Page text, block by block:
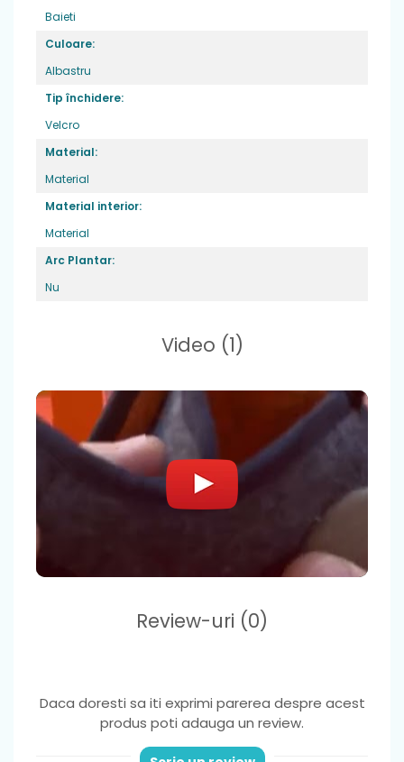
picior normal sau lat
Varf: din cauciuc, ce ofera protectie
degetelor
Sistem de inchidere
o fixare optima si incaltare usoara
Brant
Baieti
Culoare:
Albastru
Tip închidere:
Velcro
Material:
Material
Material interior:
Material
Arc Plantar:
Nu
Video (1)
Review-uri (0)
Daca doresti sa iti exprimi parerea despre acest
produs poti adauga un review.